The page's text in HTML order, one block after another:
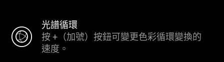
光譜循環
按 +（加號）按鈕可變更色彩循環變換的
速度。